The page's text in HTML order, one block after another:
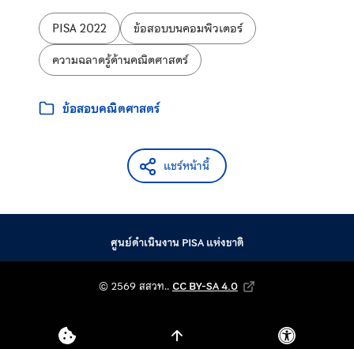
ป้ายกำกับ:
PISA 2022
ข้อสอบบนคอมพิวเตอร์
ความฉลาดรู้ด้านคณิตศาสตร์
หมวดหมู่:
ข้อสอบคณิตศาสตร์
แชร์หน้านี้
ศูนย์ดำเนินงาน PISA แห่งชาติ
© 2569 สสวท.. CC BY-SA 4.0
Creative Commons Attribution-